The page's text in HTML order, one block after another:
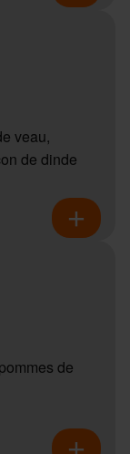
veau,
de dinde
de